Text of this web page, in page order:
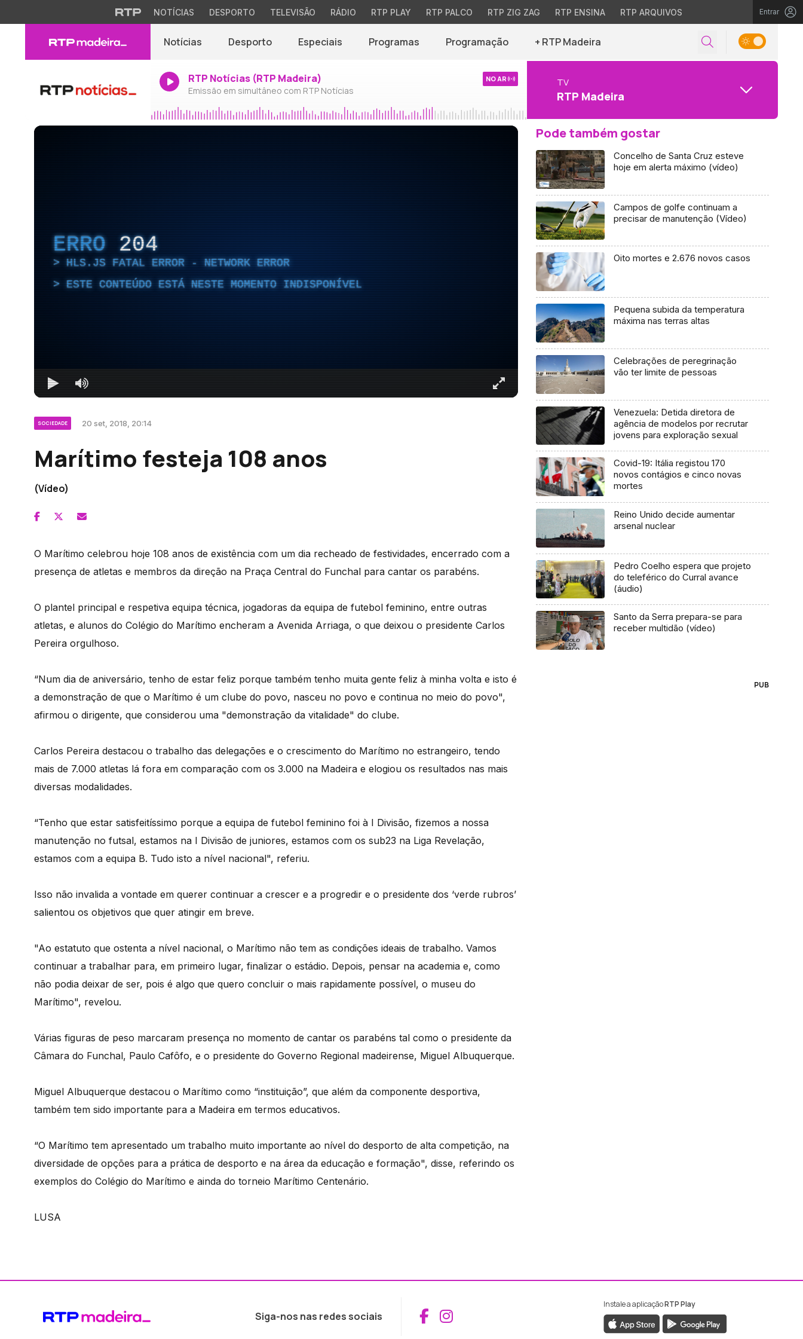
NOTÍCIAS DESPORTO TELEVISÃO RÁDIO RTP PLAY RTP PALCO RTP ZIG ZAG RTP ENSINA RTP ARQUIVOS Entrar
Notícias Desporto Especiais Programas Programação + RTP Madeira
RTP Notícias (RTP Madeira)
Emissão em simultâneo com RTP Notícias
NO AR TV
RTP Madeira
ERRO 204
HLS.JS FATAL ERROR - NETWORK ERROR
ESTE CONTEÚDO ESTÁ NESTE MOMENTO INDISPONÍVEL
SOCIEDADE 20 set, 2018, 20:14
Marítimo festeja 108 anos
(Vídeo)
O Marítimo celebrou hoje 108 anos de existência com um dia recheado de festividades, encerrado com a
presença de atletas e membros da direção na Praça Central do Funchal para cantar os parabéns.
O plantel principal e respetiva equipa técnica, jogadoras da equipa de futebol feminino, entre outras
atletas, e alunos do Colégio do Marítimo encheram a Avenida Arriaga, o que deixou o presidente Carlos
Pereira orgulhoso.
“Num dia de aniversário, tenho de estar feliz porque também tenho muita gente feliz à minha volta e isto é
a demonstração de que o Marítimo é um clube do povo, nasceu no povo e continua no meio do povo",
afirmou o dirigente, que considerou uma "demonstração da vitalidade" do clube.
Carlos Pereira destacou o trabalho das delegações e o crescimento do Marítimo no estrangeiro, tendo
mais de 7.000 atletas lá fora em comparação com os 3.000 na Madeira e elogiou os resultados nas mais
diversas modalidades.
“Tenho que estar satisfeitíssimo porque a equipa de futebol feminino foi à I Divisão, fizemos a nossa
manutenção no futsal, estamos na I Divisão de juniores, estamos com os sub23 na Liga Revelação,
estamos com a equipa B. Tudo isto a nível nacional", referiu.
Isso não invalida a vontade em querer continuar a crescer e a progredir e o presidente dos ‘verde rubros’
salientou os objetivos que quer atingir em breve.
"Ao estatuto que ostenta a nível nacional, o Marítimo não tem as condições ideais de trabalho. Vamos
continuar a trabalhar para, em primeiro lugar, finalizar o estádio. Depois, pensar na academia e, como
não podia deixar de ser, pois é algo que quero concluir o mais rapidamente possível, o museu do
Marítimo", revelou.
Várias figuras de peso marcaram presença no momento de cantar os parabéns tal como o presidente da
Câmara do Funchal, Paulo Cafôfo, e o presidente do Governo Regional madeirense, Miguel Albuquerque.
Miguel Albuquerque destacou o Marítimo como “instituição”, que além da componente desportiva,
também tem sido importante para a Madeira em termos educativos.
“O Marítimo tem apresentado um trabalho muito importante ao nível do desporto de alta competição, na
diversidade de opções para a prática de desporto e na área da educação e formação", disse, referindo os
exemplos do Colégio do Marítimo e ainda do torneio Marítimo Centenário.
LUSA
Pode também gostar
Concelho de Santa Cruz esteve
hoje em alerta máximo (vídeo)
Campos de golfe continuam a
precisar de manutenção (Vídeo)
Oito mortes e 2.676 novos casos
Pequena subida da temperatura
máxima nas terras altas
Celebrações de peregrinação
vão ter limite de pessoas
Venezuela: Detida diretora de
agência de modelos por recrutar
jovens para exploração sexual
Covid-19: Itália registou 170
novos contágios e cinco novas
mortes
Reino Unido decide aumentar
arsenal nuclear
Pedro Coelho espera que projeto
do teleférico do Curral avance
(áudio)
Santo da Serra prepara-se para
receber multidão (vídeo)
PUB
Siga-nos nas redes sociais Aceder ao Facebook da RTP Madeira
Aceder ao Instagram da RTP Madeira
Instale a aplicaçãoRTP Play